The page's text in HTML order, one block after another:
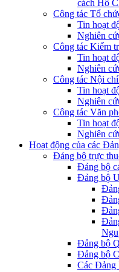
cách Hồ
Công tác Tổ
Tin hoạt
Nghiên
Công tác Kiểm
Tin hoạt
Nghiên
Công tác Nội
Tin hoạt
Nghiên
Công tác Văn
Tin hoạt
Nghiên
Hoạt động của các
Đảng bộ trực
Đảng bộ
Đảng bộ
Đảng bộ
Đảng bộ
Các Đảng